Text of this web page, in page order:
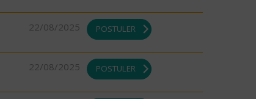
22/08/2025 POSTULER
22/08/2025 POSTULER